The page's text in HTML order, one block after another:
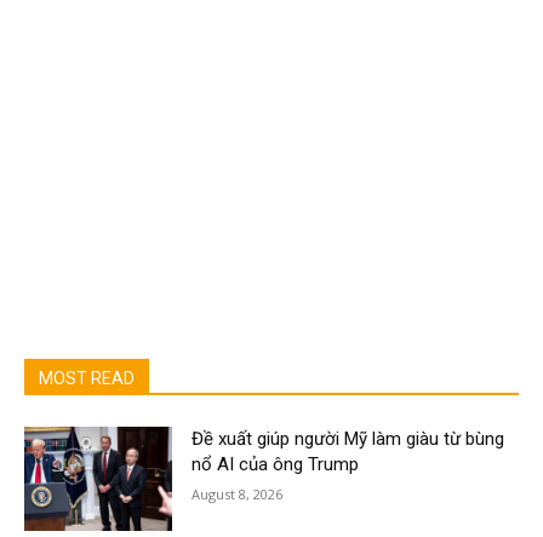
MOST READ
Đề xuất giúp người Mỹ làm giàu từ bùng
nổ AI của ông Trump
August 8, 2026